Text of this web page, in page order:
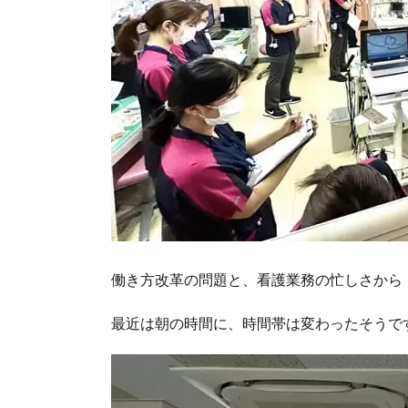
働き方改革の問題と、看護業務の忙しさから
最近は朝の時間に、時間帯は変わったそうで